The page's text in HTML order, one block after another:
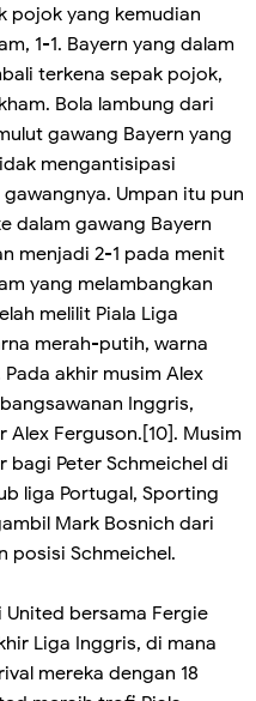
pojok yang kemudian
1-1. Bayern yang dalam
terkena sepak pojok,
Bola lambung dari
gawang Bayern yang
mengantisipasi
Umpan itu pun
dalam gawang Bayern
menjadi 2-1 pada menit
yang melambangkan
melilit Piala Liga
merah-putih, warna
akhir musim Alex
Inggris,
Alex Ferguson.[10]. Musim
bagi Peter Schmeichel di
liga Portugal, Sporting
Mark Bosnich dari
posisi Schmeichel.
bersama Fergie
Liga Inggris, di mana
mereka dengan 18